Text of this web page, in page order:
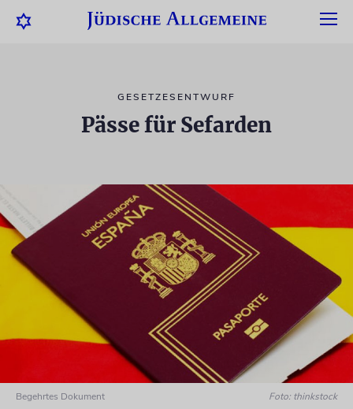
GESETZESENTWURF
Pässe für Sefarden
Begehrtes Dokument Foto: thinkstock